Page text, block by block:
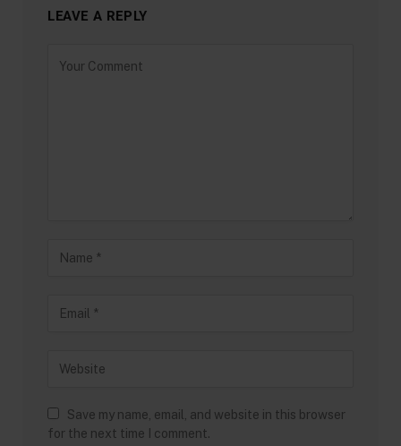
LEAVE A REPLY
Save my name, email, and website in this browser
for the next time I comment.